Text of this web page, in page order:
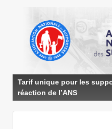
CONTENU
PRINCIPAL
Tarif unique pour les
réaction de l’ANS